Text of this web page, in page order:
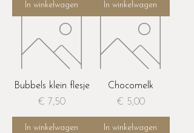
In winkelwagen In winkelwagen
Bubbels klein flesje
Prijs
€ 7,50
In winkelwagen
Chocomelk
Prijs
€ 5,00
In winkelwagen